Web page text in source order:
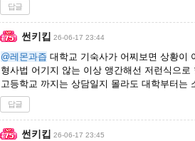
답글
썬키킵 26-06-17 23:44
@레몬과즙 대학교 기숙사가 어찌보면 상황이
형사법 어기지 않는 이상 앵간해선 저런식으로
고등학교 까지는 상담일지 몰라도 대학부터는
답글
썬키킵 26-06-17 23:45